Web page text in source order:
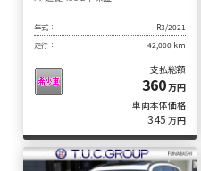
年式：
R3/2021
走行：
42,000 km
支払総額
360万円
車両本体価格
345 万円